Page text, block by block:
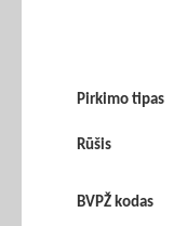
Pirkimo tipas
Rūšis
BVPŽ kodas